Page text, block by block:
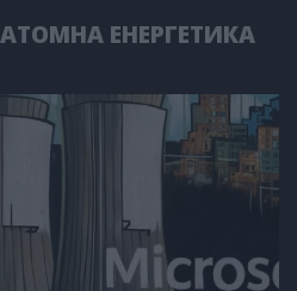
ЕНЕРГЕТИКА